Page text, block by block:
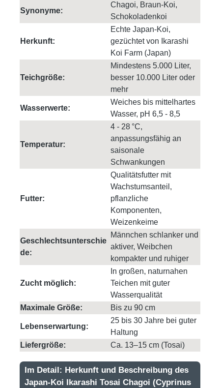
Synonyme:
Chagoi, Braun-Koi,
Schokoladenkoi
Herkunft:
Echte Japan-Koi,
gezüchtet von Ikarashi
Koi Farm (Japan)
Teichgröße:
Mindestens 5.000 Liter,
besser 10.000 Liter oder
mehr
Wasserwerte:
Weiches bis mittelhartes
Wasser, pH 6,5 - 8,5
Temperatur:
4 - 28 °C,
anpassungsfähig an
saisonale
Schwankungen
Futter:
Qualitätsfutter mit
Wachstumsanteil,
pflanzliche
Komponenten,
Weizenkeime
Geschlechtsunterschie
de:
Männchen schlanker und
aktiver, Weibchen
kompakter und ruhiger
Zucht möglich:
In großen, naturnahen
Teichen mit guter
Wasserqualität
Maximale Größe:
Bis zu 90 cm
Lebenserwartung:
25 bis 30 Jahre bei guter
Haltung
Liefergröße:
Ca. 13–15 cm (Tosai)
Im Detail: Herkunft und Beschreibung des
Japan-Koi Ikarashi Tosai Chagoi (Cyprinus